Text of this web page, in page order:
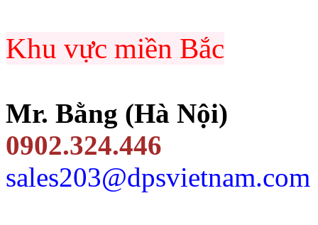
Khu vực miền Bắc
Mr. Bằng (Hà Nội)
0902.324.446
sales203@dpsvietnam.com